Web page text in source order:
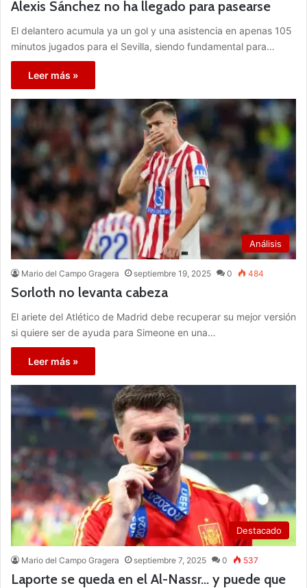
Alexis Sánchez no ha llegado para pasearse
El delantero acumula ya un gol y una asistencia en apenas 105
minutos jugados para el Sevilla, siendo fundamental para…
Leer más »
Análisis
Mario del Campo Gragera septiembre 19, 2025 0 484
Sorloth no levanta cabeza
El ariete del Atlético de Madrid debe recuperar su mejor versión
si quiere ser de ayuda para Simeone en una…
Leer más »
Destacado
Mario del Campo Gragera septiembre 7, 2025 0 537
Laporte se queda en el Al-Nassr… y puede que